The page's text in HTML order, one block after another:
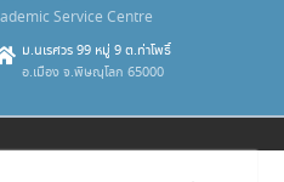
ย์
ดเลือก
นับสนุน)
ำปี 2569
Service Centre
ม.นเรศวร 99 หมู่ 9 ต.ท่าโพธิ์
อ.เมือง จ.พิษณุโลก 65000